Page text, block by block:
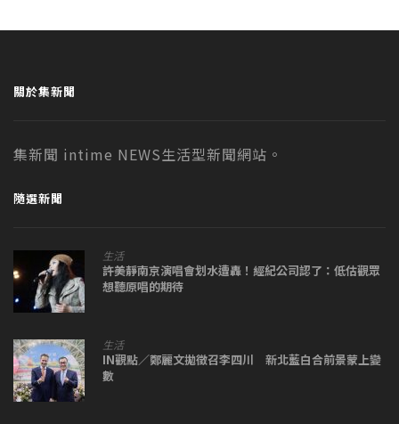
關於集新聞
集新聞 intime NEWS生活型新聞網站。
隨選新聞
生活
許美靜南京演唱會划水遭轟！經紀公司認了：低估觀眾
想聽原唱的期待
生活
IN觀點／鄭麗文拋徵召李四川 新北藍白合前景蒙上變
數